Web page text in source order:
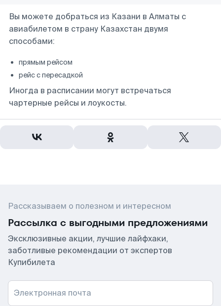
Вы можете добраться из Казани в Алматы с
авиабилетом в страну Казахстан двумя
способами:
прямым рейсом
рейс с пересадкой
Иногда в расписании могут встречаться
чартерные рейсы и лоукосты.
Рассказываем о полезном и интересном
Рассылка с выгодными предложениями
Эксклюзивные акции, лучшие лайфхаки,
заботливые рекомендации от экспертов
Купибилета
Электронная почта